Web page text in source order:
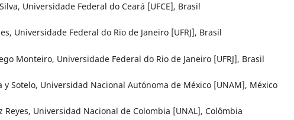
Universidade Federal do Ceará [UFCE], Brasil
Universidade Federal do Rio de Janeiro [UFRJ], Brasil
Monteiro, Universidade Federal do Rio de Janeiro [UFRJ], Brasil
y Sotelo, Universidad Nacional Autónoma de México [UNAM], México
Reyes, Universidad Nacional de Colombia [UNAL], Colômbia